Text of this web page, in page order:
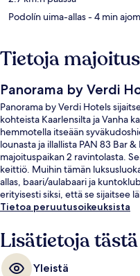
Podolín uima-allas- 4 min
Tietoja
Panorama by Verdi
Panorama by Verdi Hotels
kohteista Kaarlensilta ja Vanha
hemmotella itseään
lounasta ja illallista PAN 83 Bar
majoituspaikan 2 ravintolasta.
keittiö. Muihin tämän
allas, baari/aulabaari ja
erityisesti siksi, että se sijaitsee
Pankrácin metroasema sijaitsee
Tietoa peruutusoikeuksista
Lisätietoja
Yleistä